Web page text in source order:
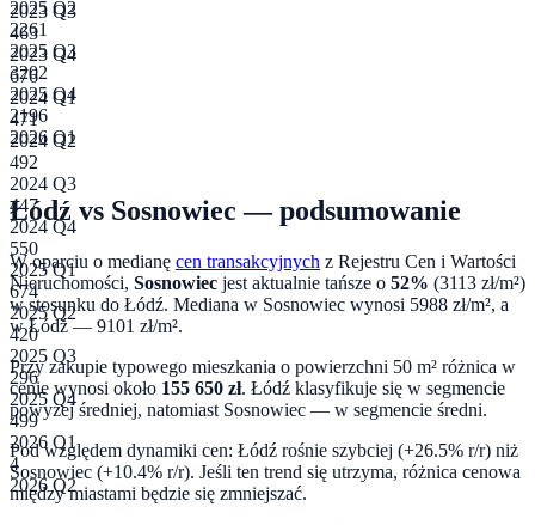
2025 Q2
2261
2025 Q3
3202
2025 Q4
2196
2026 Q1
2023 Q3
463
2023 Q4
676
2024 Q1
471
2024 Q2
492
2024 Q3
447
2024 Q4
550
2025 Q1
674
2025 Q2
420
2025 Q3
296
2025 Q4
499
2026 Q1
4
2026 Q2
Łódź vs Sosnowiec — podsumowanie
W oparciu o medianę cen transakcyjnych z Rejestru Cen i Wartości
Nieruchomości, Sosnowiec jest aktualnie tańsze o 52% (3113 zł/m²)
w stosunku do Łódź. Mediana w Sosnowiec wynosi 5988 zł/m², a
wŁódź— 9101 zł/m².
Przy zakupie typowego mieszkania o powierzchni 50 m² różnica w
cenie wynosi około 155 650 zł. Łódź klasyfikuje się w segmencie
powyżej średniej, natomiast Sosnowiec — w segmencie średni.
Pod względem dynamiki cen: Łódź rośnie szybciej (+26.5% r/r) niż
Sosnowiec (+10.4% r/r). Jeśli ten trend się utrzyma, różnica cenowa
między miastami będzie się zmniejszać.